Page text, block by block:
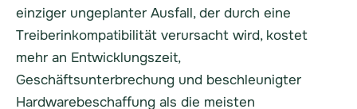
einziger ungeplanter Ausfall, der durch eine
Treiberinkompatibilität verursacht wird, kostet
mehr an Entwicklungszeit,
Geschäftsunterbrechung und beschleunigter
Hardwarebeschaffung als die meisten